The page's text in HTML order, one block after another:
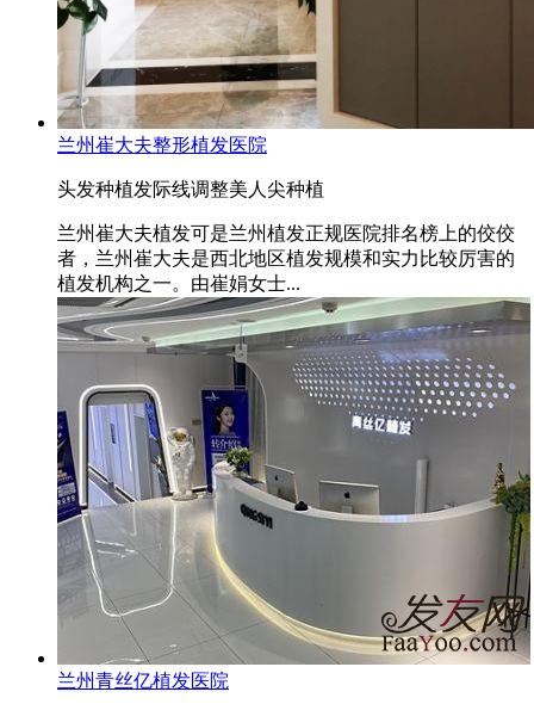
兰州崔大夫整形植发医院
头发种植发际线调整美人尖种植
兰州崔大夫植发可是兰州植发正规医院排名榜上的佼佼
者，兰州崔大夫是西北地区植发规模和实力比较厉害的
植发机构之一。由崔娟女士...
兰州青丝亿植发医院